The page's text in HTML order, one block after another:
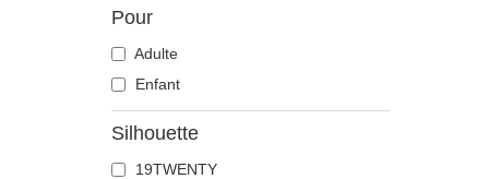
Cheval
Chèvre
Chien
Chihuahua
Colombe
Coq
Pour
Adulte
Enfant
Silhouette
19TWENTY